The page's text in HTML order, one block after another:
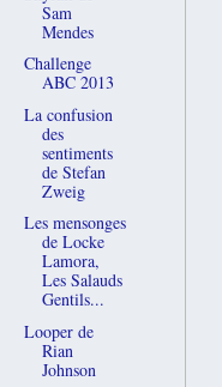
Sam
Mendes
Challenge
ABC 2013
La confusion
des
sentiments
de Stefan
Zweig
Les mensonges
de Locke
Lamora,
Les Salauds
Gentils...
Looper de
Rian
Johnson